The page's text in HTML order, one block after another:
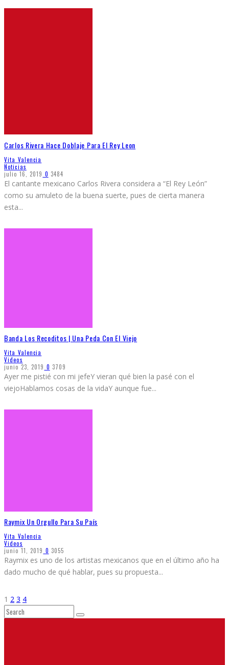
Carlos Rivera Hace Doblaje Para El Rey Leon
Vita Valencia
Noticias
julio 16, 2019 0 3484
El cantante mexicano Carlos Rivera considera a “El Rey León”
como su amuleto de la buena suerte, pues de cierta manera
esta...
Banda Los Recoditos | Una Peda Con El Viejo
Vita Valencia
Videos
junio 23, 2019 0 3709
Ayer me pistié con mi jefeY vieran qué bien la pasé con el
viejoHablamos cosas de la vidaY aunque fue...
Raymix Un Orgullo Para Su País
Vita Valencia
Videos
junio 11, 2019 0 3055
Raymix es uno de los artistas mexicanos que en el último año ha
dado mucho de qué hablar, pues su propuesta...
1 2 3 4